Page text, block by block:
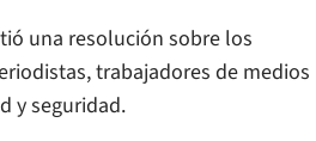
una resolución sobre los
trabajadores de medios
y seguridad.